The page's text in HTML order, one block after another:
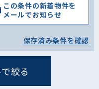
この条件の新着物件を
メールでお知らせ
保存済み条件を確認
絞る